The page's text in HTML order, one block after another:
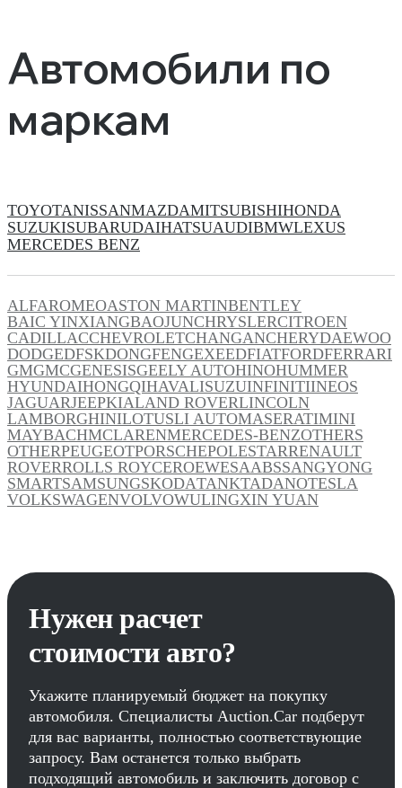
Автомобили по
маркам
TOYOTANISSANMAZDAMITSUBISHIHONDA
SUZUKISUBARUDAIHATSUAUDIBMWLEXUS
MERCEDES BENZ
ALFAROMEOASTON MARTINBENTLEY
BAIC YINXIANGBAOJUNCHRYSLERCITROEN
CADILLACCHEVROLETCHANGANCHERYDAEWOO
DODGEDFSKDONGFENGEXEEDFIATFORDFERRARI
GMGMCGENESISGEELY AUTOHINOHUMMER
HYUNDAIHONGQIHAVALISUZUINFINITIINEOS
JAGUARJEEPKIALAND ROVERLINCOLN
LAMBORGHINILOTUSLI AUTOMASERATIMINI
MAYBACHMCLARENMERCEDES-BENZOTHERS
OTHERPEUGEOTPORSCHEPOLESTARRENAULT
ROVERROLLS ROYCEROEWESAABSSANGYONG
SMARTSAMSUNGSKODATANKTADANOTESLA
VOLKSWAGENVOLVOWULINGXIN YUAN
Нужен расчет
стоимости авто?
Укажите планируемый бюджет на покупку
автомобиля. Специалисты Auction.Car подберут
для вас варианты, полностью соответствующие
запросу. Вам останется только выбрать
подходящий автомобиль и заключить договор с